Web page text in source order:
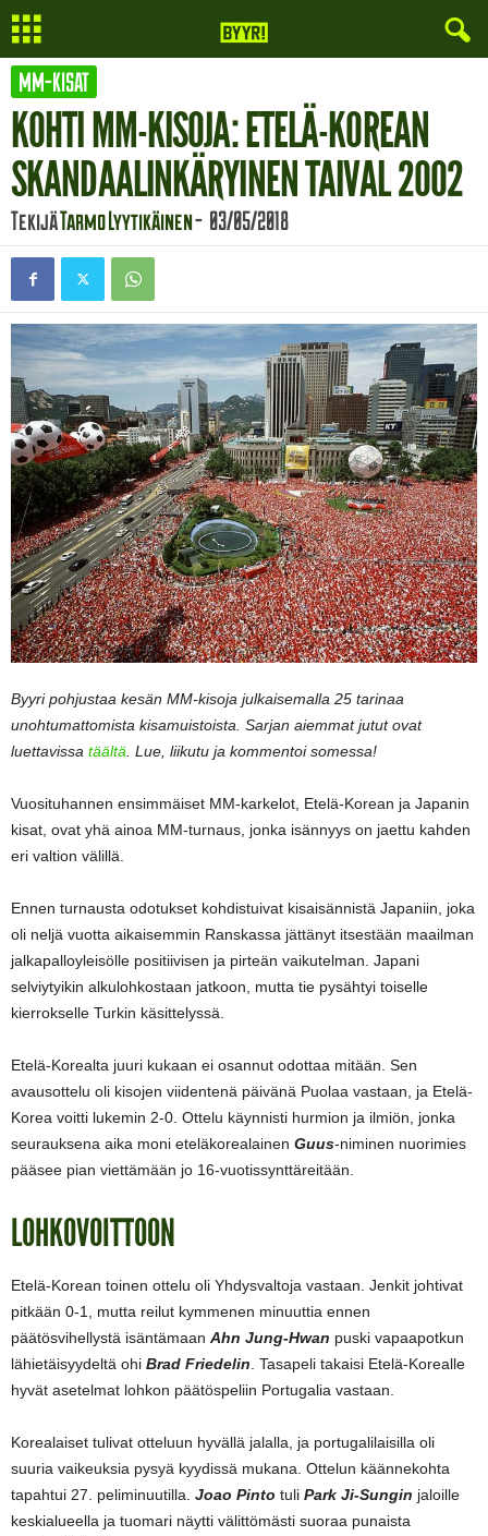
MM-KISAT
KOHTI MM-KISOJA: ETELÄ-KOREAN
SKANDAALINKÄRYINEN TAIVAL 2002
TekijäTarmo Lyytikäinen- 03/05/2018
Byyri pohjustaa kesän MM-kisoja julkaisemalla 25 tarinaa
unohtumattomista kisamuistoista. Sarjan aiemmat jutut ovat
luettavissa täältä . Lue, liikutu ja kommentoi somessa!
Vuosituhannen ensimmäiset MM-karkelot, Etelä-Korean ja Japanin
kisat, ovat yhä ainoa MM-turnaus, jonka isännyys on jaettu kahden
eri valtion välillä.
Ennen turnausta odotukset kohdistuivat kisaisännistä Japaniin, joka
oli neljä vuotta aikaisemmin Ranskassa jättänyt itsestään maailman
jalkapalloyleisölle positiivisen ja pirteän vaikutelman. Japani
selviytyikin alkulohkostaan jatkoon, mutta tie pysähtyi toiselle
kierrokselle Turkin käsittelyssä.
Etelä-Korealta juuri kukaan ei osannut odottaa mitään. Sen
avausottelu oli kisojen viidentenä päivänä Puolaa vastaan, ja Etelä-
Korea voitti lukemin 2-0. Ottelu käynnisti hurmion ja ilmiön, jonka
seurauksena aika moni eteläkorealainen Guus-niminen nuorimies
pääsee pian viettämään jo 16-vuotissynttäreitään.
LOHKOVOITTOON
Etelä-Korean toinen ottelu oli Yhdysvaltoja vastaan. Jenkit johtivat
pitkään 0-1, mutta reilut kymmenen minuuttia ennen
päätösvihellystä isäntämaan Ahn Jung-Hwan puski vapaapotkun
lähietäisyydeltä ohi Brad Friedelin . Tasapeli takaisi Etelä-Korealle
hyvät asetelmat lohkon päätöspeliin Portugalia vastaan.
Korealaiset tulivat otteluun hyvällä jalalla, ja portugalilaisilla oli
suuria vaikeuksia pysyä kyydissä mukana. Ottelun käännekohta
tapahtui 27. peliminuutilla. Joao Pinto tuli Park Ji-Sungin jaloille
keskialueella ja tuomari näytti välittömästi suoraa punaista